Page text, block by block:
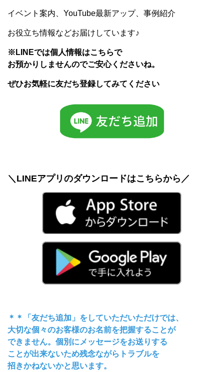
イベント案内、YouTube最新アップ、事例紹介
お役立ち情報などお届けしています♪
※LINEでは個人情報はこちらで
お預かりしませんのでご安心くださいね。
ぜひお気軽に友だち登録してみてください
＼LINEアプリのダウンロードはこちらから／
＊＊「友だち追加」をしていただいただけでは、
大切な個々のお客様のお名前を把握することが
できません。個別にメッセージをお送りする
ことが出来ないため残念ながらトラブルを
招きかねないかと思います。